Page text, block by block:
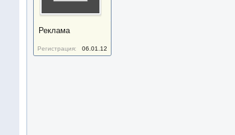
Реклама
Регистрация: 06.01.12